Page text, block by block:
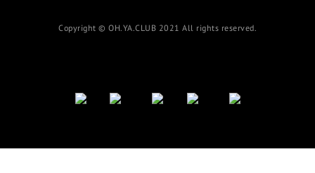
Copyright © OH.YA.CLUB 2021 All rights reserved.